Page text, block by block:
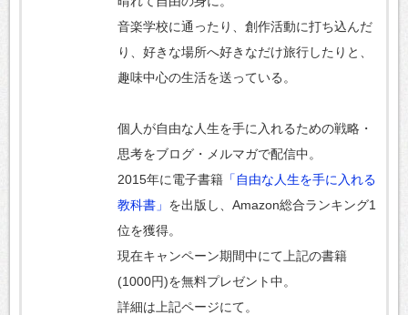
音楽学校に通ったり、創作活動に打ち込んだ
り、好きな場所へ好きなだけ旅行したりと、
趣味中心の生活を送っている。
個人が自由な人生を手に入れるための戦略・
思考をブログ・メルマガで配信中。
2015年に電子書籍 「自由な人生を手に入れる
教科書」 を出版し、Amazon総合ランキング1
位を獲得。
現在キャンペーン期間中にて上記の書籍
(1000円)を無料プレゼント中。
詳細は上記ページにて。